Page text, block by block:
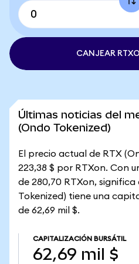
CANJEAR
Últimas noticias del
(Ondo Tokenized)
El precio actual de RTX
223,38 $ por RTXon. Con
de 280,70 RTXon, significa
Tokenized) tiene una
de 62,69 mil $.
CAPITALIZACIÓN BURSÁTIL
62,69 mil $